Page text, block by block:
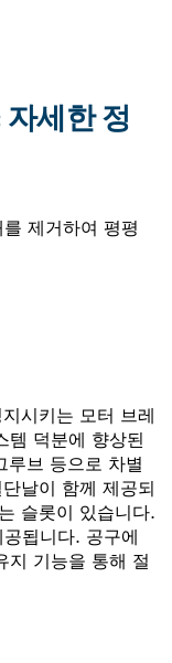
세한 정
제거하여 평평
시키는 모터 브레
템 덕분에 향상된
브 등으로 차별
날이 함께 제공되
슬롯이 있습니다.
됩니다. 공구에
지 기능을 통해 절